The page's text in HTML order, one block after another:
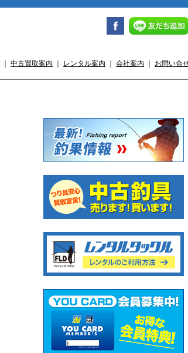
中古買取案内 レンタル案内 会社案内 お問い合